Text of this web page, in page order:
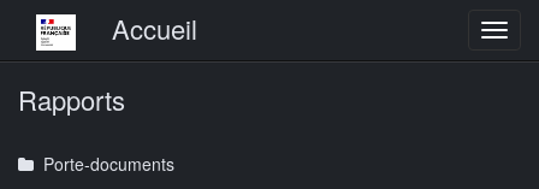
Menu principalAccueil
Rapports
Porte-documents